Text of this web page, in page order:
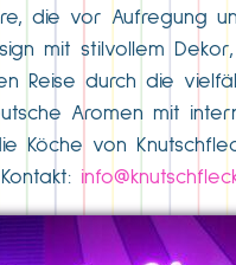
die vor Aufregung
mit stilvollem
Reise durch die
Aromen mit
Köche von
Kontakt: